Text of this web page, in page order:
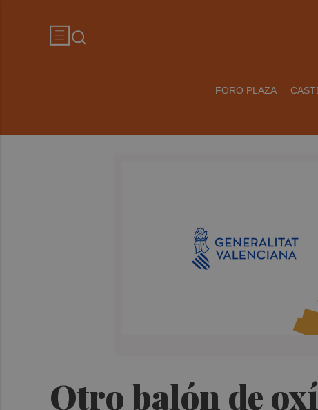
FORO PLAZA
Otro balón de